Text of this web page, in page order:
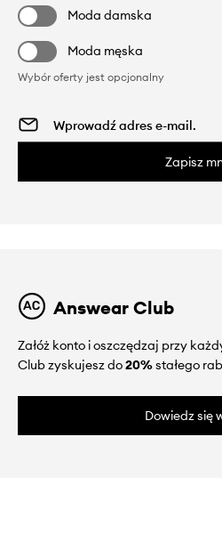
Moda damska
Moda męska
Wybór oferty jest opcjonalny
Zapisz
Answear Club
Załóż konto i oszczędzaj przy
Club zyskujesz do20%stałego
Dowiedz się